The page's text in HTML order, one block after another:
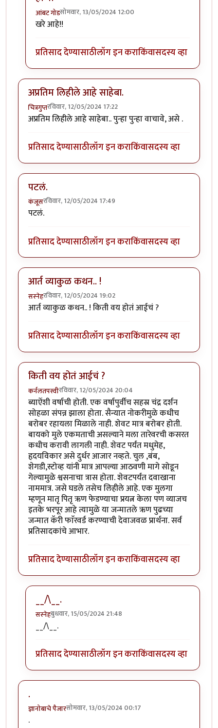
आंबट गोडसोमवार, 13/05/2024 12:00
In reply to
खरे आहे!!
प्रतिसाद देण्यासाठीलॉग इन कराकिंवासदस्य व्हा
अप्रतिम लिहीले आहे साहेबा.
चित्रगुप्तरविवार, 12/05/2024 17:22
अप्रतिम लिहीले आहे साहेबा.. पुन्हा पुन्हा वाचावे, असे .
प्रतिसाद देण्यासाठीलॉग इन कराकिंवासदस्य व्हा
पटलं.
कंजूसरविवार, 12/05/2024 17:49
पटलं.
प्रतिसाद देण्यासाठीलॉग इन कराकिंवासदस्य व्हा
आर्त व्याकुळ कथन.. !
सस्नेहरविवार, 12/05/2024 19:02
आर्त व्याकुळ कथन.. ! किती वय होतं आईचं ?
प्रतिसाद देण्यासाठीलॉग इन कराकिंवासदस्य व्हा
किती वय होतं आईचं ?
कर्नलतपस्वीरविवार, 12/05/2024 20:04
ब्याऐंशी वर्षाची होती. एक वर्षापुर्वीच सहस्र चंद्र दर्शन
सोहळा संपन्न झाला होता. सैन्यात नोकरीमुळे कधीच
बरोबर रहायला मिळाले नाही. शेवट मात्र बरोबर होती.
बायको मुले एकमताची असल्याने मला तारेवरची कसरत
कधीच करावी लागली नाही. शेवट पर्यंत मधुमेह,
हृदयविकार असे दुर्धर आजार नव्हते. चुल ,बंब,
शेगडी,स्टोव्ह यांनी मात्र आपल्या आठवणी मागे सोडून
गेल्यामुळे श्वसनाचा त्रास होता. शेवटपर्यंत दवाखाना
नाममात्र. जसे घडले तसेच लिहीले आहे. एक मुलगा
म्हणून मातृ पितृ ऋण फेडण्याचा प्रयत्न केला पण व्याजच
इतके भरपूर आहे त्यामुळे या जन्मातले ऋण पुढच्या
जन्मात कॅरी फाॅरवर्ड करण्याची देवाजवळ प्रार्थना. सर्व
प्रतिसादकांचे आभार.
प्रतिसाद देण्यासाठीलॉग इन कराकिंवासदस्य व्हा
__/\__.
सस्नेहबुधवार, 15/05/2024 21:48
In reply to
__/\__.
प्रतिसाद देण्यासाठीलॉग इन कराकिंवासदस्य व्हा
.
ज्ञानोबाचे पैजारसोमवार, 13/05/2024 00:17
.